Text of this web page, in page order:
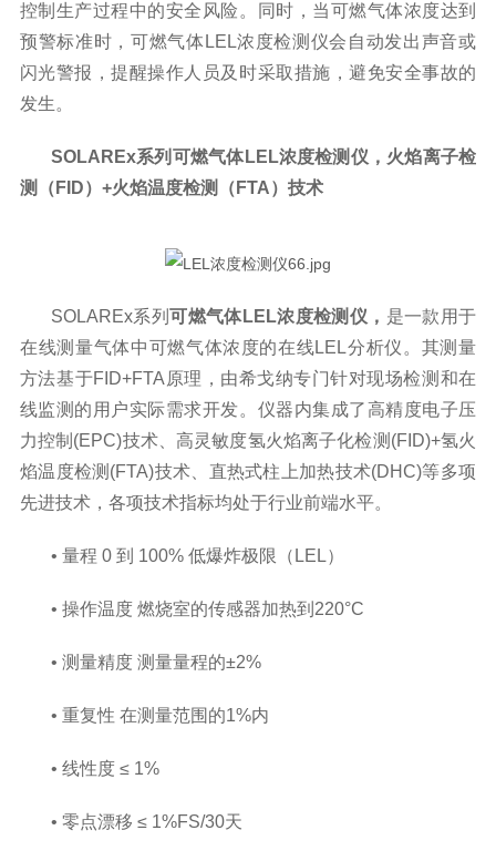
控制生产过程中的安全风险。同时，当可燃气体浓度达到
预警标准时，可燃气体LEL浓度检测仪会自动发出声音或
闪光警报，提醒操作人员及时采取措施，避免安全事故的
发生。
SOLAREx系列可燃气体LEL浓度检测仪，火焰离子检
测（FID）+火焰温度检测（FTA）技术
SOLAREx系列可燃气体LEL浓度检测仪， 是一款用于
在线测量气体中可燃气体浓度的在线LEL分析仪。其测量
方法基于FID+FTA原理，由希戈纳专门针对现场检测和在
线监测的用户实际需求开发。仪器内集成了高精度电子压
力控制(EPC)技术、高灵敏度氢火焰离子化检测(FID)+氢火
焰温度检测(FTA)技术、直热式柱上加热技术(DHC)等多项
先进技术，各项技术指标均处于行业前端水平。
• 量程 0 到 100% 低爆炸极限（LEL）
• 操作温度 燃烧室的传感器加热到220°C
• 测量精度 测量量程的±2%
• 重复性 在测量范围的1%内
• 线性度 ≤ 1%
• 零点漂移 ≤ 1%FS/30天